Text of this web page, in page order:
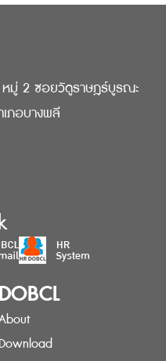
มู่ 2 ซอยวัดูราษฎร์บูรณะ
ภอบางพลี
DOBCL